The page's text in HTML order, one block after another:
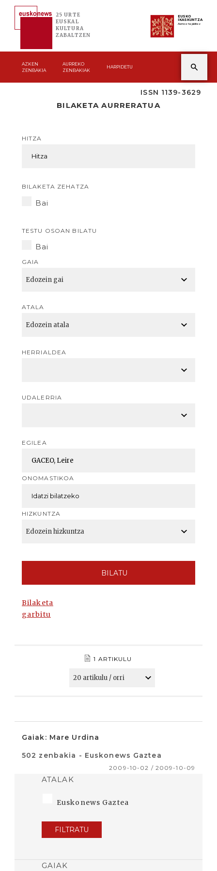
25 URTE
EUSKAL
KULTURA
ZABALTZEN
EUSKO
IKASKUNTZA
Asmoz ta jakitez
AZKEN
ZENBAKIA
AURREKO
ZENBAKIAK
HARPIDETU
ISSN 1139-3629
BILAKETA AURRERATUA
HITZA
BILAKETA ZEHATZA
Bai
TESTU OSOAN BILATU
Bai
GAIA
ATALA
HERRIALDEA
UDALERRIA
EGILEA
ONOMASTIKOA
HIZKUNTZA
BILATU
Bilaketa
garbitu
1 ARTIKULU
Gaiak: Mare Urdina
502 zenbakia - Euskonews Gaztea
2009-10-02 / 2009-10-09
ATALAK
Euskonews Gaztea
FILTRATU
GAIAK